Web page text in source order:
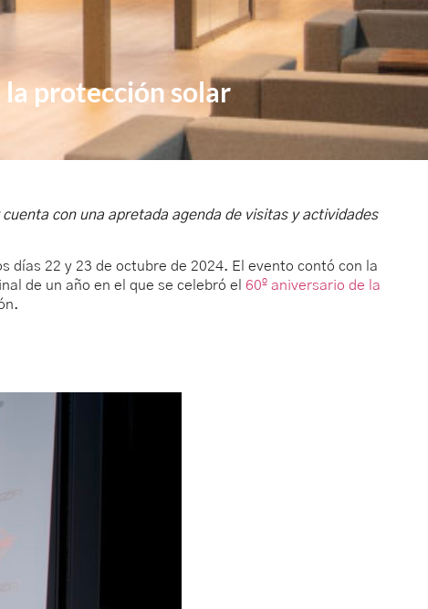
la protección solar
con una apretada agenda de visitas y actividades
días 22 y 23 de octubre de 2024. El evento contó con la
de un año en el que se celebró el 60º aniversario de la